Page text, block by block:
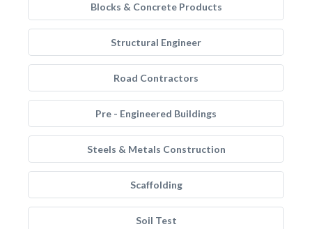
Blocks & Concrete Products
Structural Engineer
Road Contractors
Pre - Engineered Buildings
Steels & Metals Construction
Scaffolding
Soil Test